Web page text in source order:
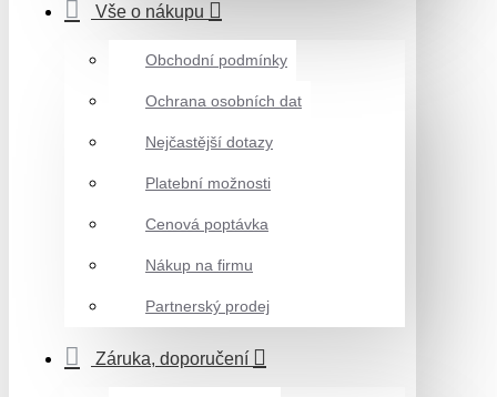
Vše o nákupu
Obchodní podmínky
Ochrana osobních dat
Nejčastější dotazy
Platební možnosti
Cenová poptávka
Nákup na firmu
Partnerský prodej
Záruka, doporučení